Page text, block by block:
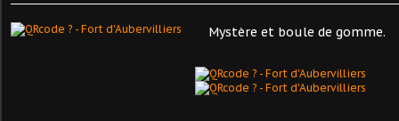
Mystère et boule de gomme.